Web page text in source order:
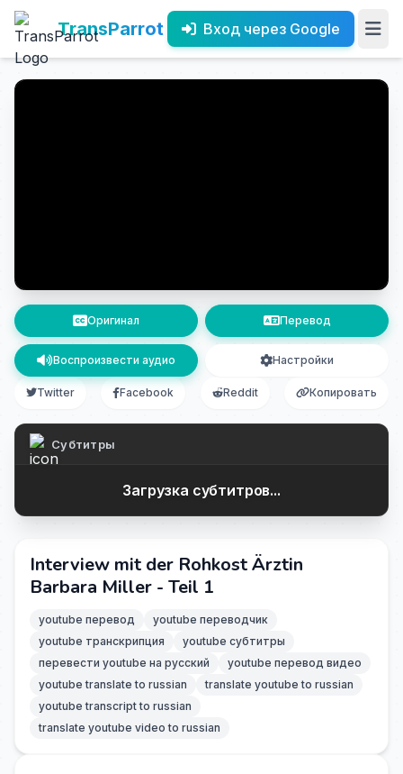
TransParrot Вход через Google
Оригинал Перевод
Воспроизвести аудио Настройки
Twitter Facebook Reddit Копировать
Субтитры
Загрузка субтитров...
Interview mit der Rohkost Ärztin
Barbara Miller - Teil 1
youtube перевод
youtube переводчик
youtube транскрипция
youtube субтитры
перевести youtube на русский
youtube перевод видео
youtube translate to russian
translate youtube to russian
youtube transcript to russian
translate youtube video to russian